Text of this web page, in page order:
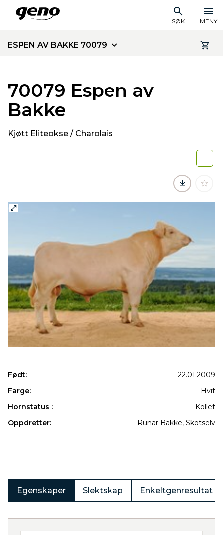
SØK MENY
ESPEN AV BAKKE 70079
70079 Espen av
Bakke
Kjøtt Eliteokse / Charolais
Født:
22.01.2009
Farge:
Hvit
Hornstatus :
Kollet
Oppdretter:
Runar Bakke, Skotselv
Egenskaper Slektskap Enkeltgenresultat